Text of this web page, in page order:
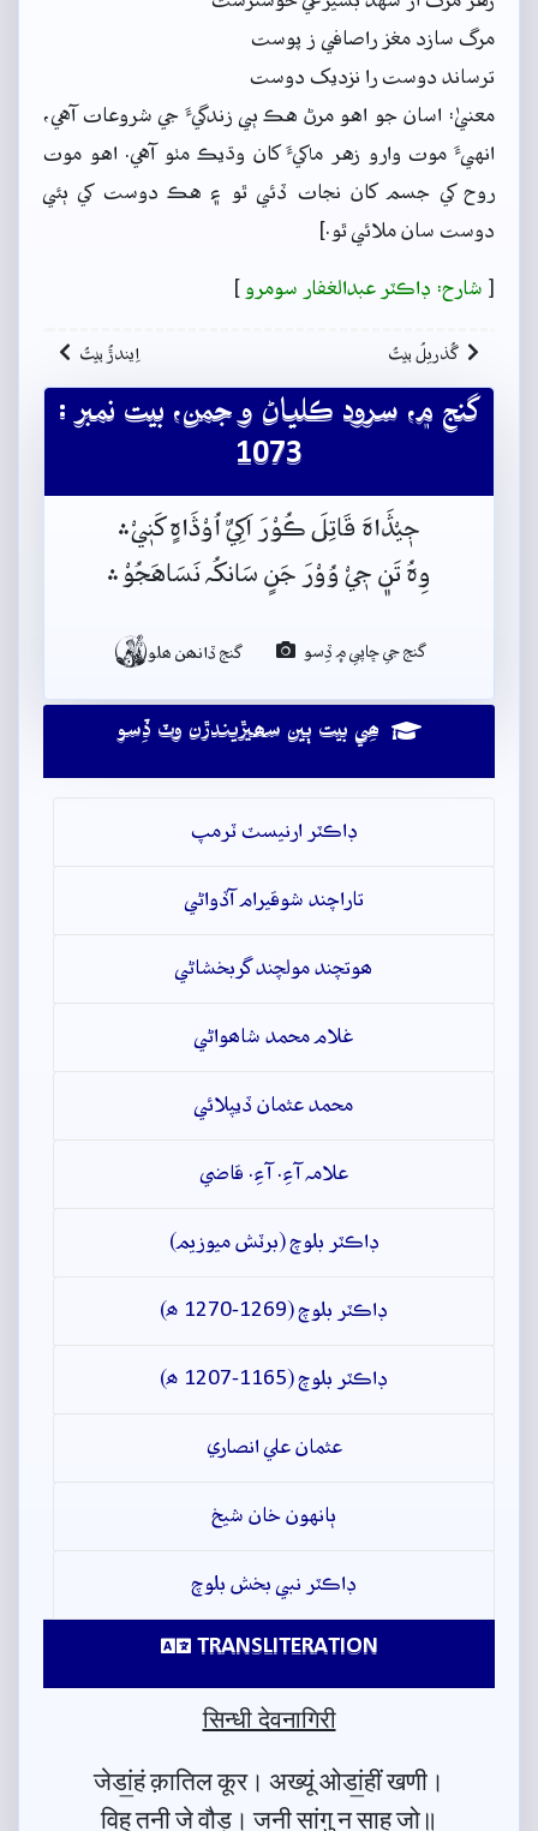
مرگ سازد مغز راصافي ز پوست
ترساند دوست را نزديک دوست
معنيٰ: اسان جو اهو مرڻ هڪ ٻي زندگيءَ جي شروعات آهي،
انهيءَ موت وارو زهر ماکيءَ کان وڌيڪ مٺو آهي. اهو موت
روح کي جسم کان نجات ڏئي ٿو ۽ هڪ دوست کي ٻئي
دوست سان ملائي ٿو.]
[ شارح: ڊاڪٽر عبدالغفار سومرو ]
گُذريلُ بيتُ اِيندڙُ بيتُ
گنج ۾، سرود ڪلياڻ و جمن، بيت نمبر :
1073
جٖيْڎَاہَ قَاتِلَ ڪُوْرَ اَکِيٌ اُوْڎَاہٍ کَنٖيْ﮶
وِہُ تَن﮼ جٖيْ وُوْرَ جَنٍ سَانکُہ نَسَاهَجُوْ﮶
گنج جي ڇاپي ۾ ڏِسو گنج ڏانھن ھلو
ھِي بيت ٻين سھيڙيندڙن وٽ ڏِسو
ڊاڪٽر ارنيسٽ ٽرمپ
تاراچند شوقيرام آڏواڻي
ھوتچند مولچند گربخشاڻي
غلام محمد شاھواڻي
محمد عثمان ڏيپلائي
علامہ آءِ. آءِ. قاضي
ڊاڪٽر بلوچ (برٽش ميوزيم)
ڊاڪٽر بلوچ (1269-1270 ھ)
ڊاڪٽر بلوچ (1165-1207 ھ)
عثمان علي انصاري
ٻانهون خان شيخ
ڊاڪٽر نبي بخش بلوچ
TRANSLITERATION
सिन्धी देवनागिरी
जेडां॒हं क़ातिल कूर। अख्यूं ओडां॒हीं खणी।
विहु तनी जे वौड़। जनी सांगु न साह जो॥